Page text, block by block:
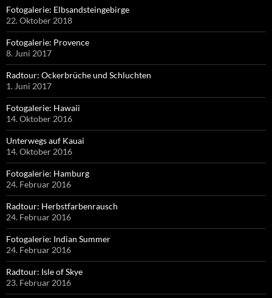
Fotogalerie: Elbsandsteingebirge
22. Oktober 2018
Fotogalerie: Provence
8. Juni 2017
Radtour: Ockerbrüche und Schluchten
1. Juni 2017
Fotogalerie: Hawaii
14. Oktober 2016
Unterwegs auf Kauai
14. Oktober 2016
Fotogalerie: Hamburg
24. Februar 2016
Radtour: Herbstfarbenrausch
24. Februar 2016
Fotogalerie: Indian Summer
24. Februar 2016
Radtour: Isle of Skye
23. Februar 2016